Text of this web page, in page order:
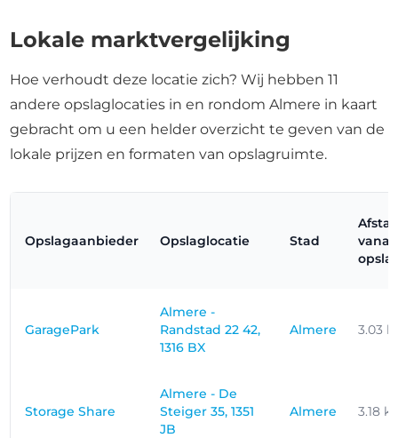
Lokale marktvergelijking
Hoe verhoudt deze locatie zich? Wij hebben 11
andere opslaglocaties in en rondom Almere in kaart
gebracht om u een helder overzicht te geven van de
lokale prijzen en formaten van opslagruimte.
Opslagaanbieder Opslaglocatie Stad
vanaf
GaragePark
Almere -
Randstad 22 42,
1316 BX
Almere 3.03
Storage Share
Almere - De
Steiger 35, 1351
JB
Almere 3.18